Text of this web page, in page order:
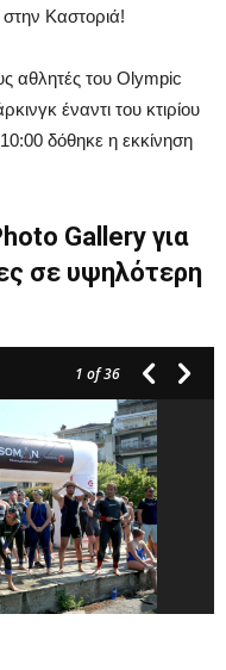
Καστοριά!
αθλητές του Olympic
έναντι του κτιρίου
10:00 δόθηκε η εκκίνηση
Gallery για
σε υψηλότερη
1 of 36